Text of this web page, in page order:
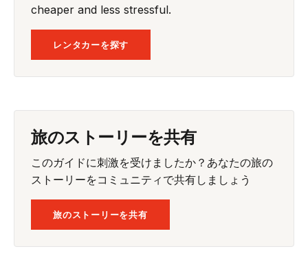
cheaper and less stressful.
レンタカーを探す
旅のストーリーを共有
このガイドに刺激を受けましたか？あなたの旅の
ストーリーをコミュニティで共有しましょう
旅のストーリーを共有